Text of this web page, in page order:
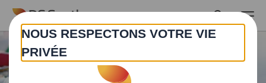
Skip to main content